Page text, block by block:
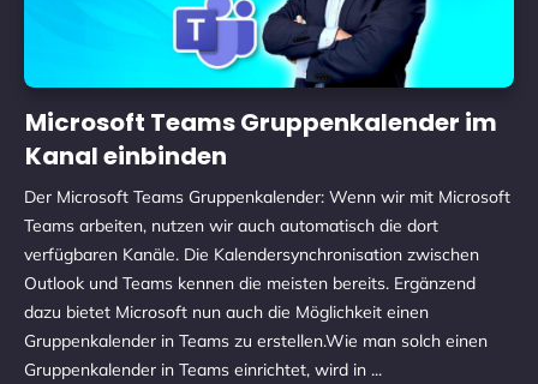
Microsoft Teams Gruppenkalender im
Kanal einbinden
Der Microsoft Teams Gruppenkalender: Wenn wir mit Microsoft
Teams arbeiten, nutzen wir auch automatisch die dort
verfügbaren Kanäle. Die Kalendersynchronisation zwischen
Outlook und Teams kennen die meisten bereits. Ergänzend
dazu bietet Microsoft nun auch die Möglichkeit einen
Gruppenkalender in Teams zu erstellen.Wie man solch einen
Gruppenkalender in Teams einrichtet, wird in ...